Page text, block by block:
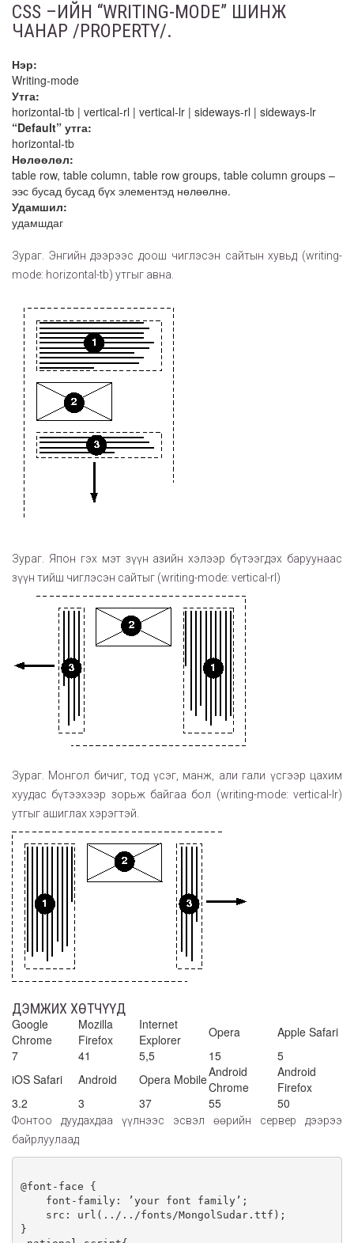
CSS –ИЙН “WRITING-MODE” ШИНЖ
ЧАНАР /PROPERTY/.
Нэр:
Writing-mode
Утга:
horizontal-tb | vertical-rl | vertical-lr | sideways-rl | sideways-lr
“Default” утга:
horizontal-tb
Нөлөөлөл:
table row, table column, table row groups, table column groups –
ээс бусад бусад бүх элементэд нөлөөлнө.
Удамшил:
удамшдаг
Зураг. Энгийн дээрээс доош чиглэсэн сайтын хувьд (writing-
mode: horizontal-tb) утгыг авна.
Зураг. Япон гэх мэт зүүн азийн хэлээр бүтээгдэх баруунаас
зүүн тийш чиглэсэн сайтыг (writing-mode: vertical-rl)
Зураг. Монгол бичиг, тод үсэг, манж, али гали үсгээр цахим
хуудас бүтээхээр зорьж байгаа бол (writing-mode: vertical-lr)
утгыг ашиглах хэрэгтэй.
ДЭМЖИХ ХӨТЧҮҮД
Google
Chrome
Mozilla
Firefox
Internet
Explorer
Opera
Apple Safari
7
41 5,5 15
5
iOS Safari
Android Opera MobileAndroid
Chrome
Android
Firefox
3.2
3 37 55 50
Фонтоо дуудахдаа үүлнээс эсвэл өөрийн сервер дээрээ
байрлуулаад
@font-face {
}